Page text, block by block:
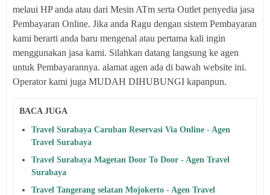
melaui HP anda atau dari Mesin ATm serta Outlet penyedia jasa
Pembayaran Online. Jika anda Ragu dengan sistem Pembayaran
kami berarti anda baru mengenal atau pertama kali ingin
menggunakan jasa kami. Silahkan datang langsung ke agen
untuk Pembayarannya. alamat agen ada di bawah website ini.
Operator kami juga MUDAH DIHUBUNGI kapanpun.
BACA JUGA
Travel Surabaya Caruban Reservasi Via Online - Agen
Travel Surabaya
Travel Surabaya Magetan Door To Door - Agen Travel
Surabaya
Travel Tangerang selatan Mojokerto - Agen Travel